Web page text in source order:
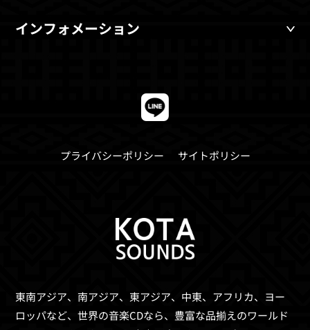
インフォメーション
東南アジア、南アジア、東アジア、中東、アフリカ、ヨー
ロッパなど、世界の音楽CDなら、 豊富な品揃えのワールド
プライバシーポリシー サイトポリシー